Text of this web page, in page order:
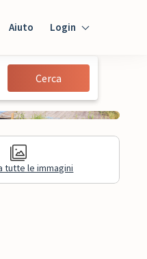
Aiuto Login
Ospiti
Cerca
tutte le immagini